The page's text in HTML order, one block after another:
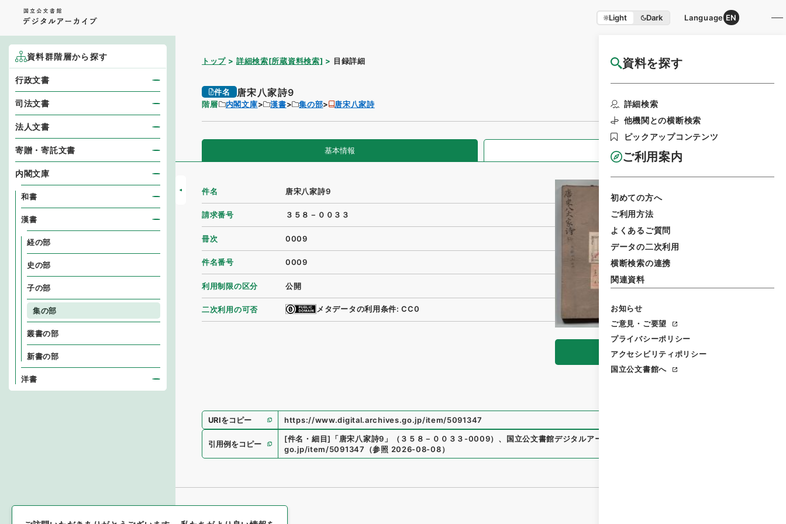
Light Dark Language EN
資料を探す
詳細検索
他機関との横断検索
ピックアップコンテンツ
ご利用案内
初めての方へ
ご利用方法
よくあるご質問
データの二次利用
横断検索の連携
関連資料
お知らせ
ご意見・ご要望
プライバシーポリシー
アクセシビリティポリシー
国立公文書館へ
トップ 詳細検索[所蔵資料検索] 目録詳細 国立公文書館HP利用案内
件名 唐宋八家詩9
階層 内閣文庫 漢書 集の部 唐宋八家詩
基本情報 全ての情報
閲覧
件名 唐宋八家詩9
請求番号 ３５８－００３３
冊次 0009
件名番号 0009
利用制限の区分 公開
二次利用の可否 メタデータの利用条件: CC0
URIをコピー https://www.digital.archives.go.jp/item/5091347
引用例をコピー
[件名・細目] 「唐宋八家詩9 」 （ ３５８－００３３-0009） 、 国立公文書館デジタルアーカイブ
go.jp/item/5091347
（参照 2026-08-08）
資料群階層から探す
行政文書
司法文書
法人文書
寄贈・寄託文書
内閣文庫
和書
漢書
経の部
史の部
子の部
集の部
叢書の部
新書の部
洋書